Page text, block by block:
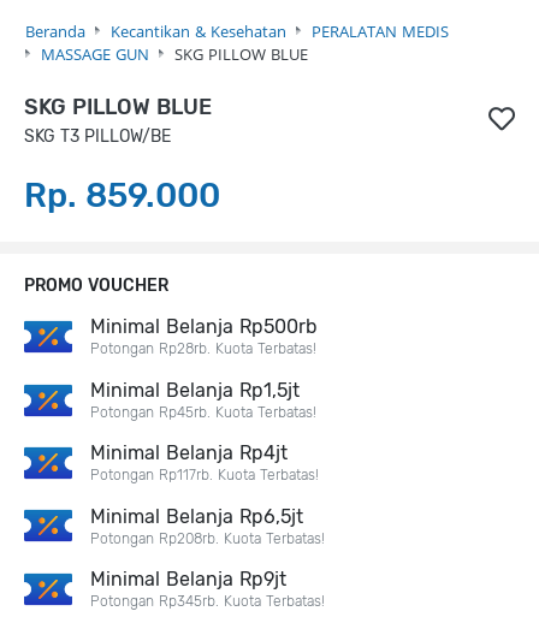
Beranda Kecantikan & Kesehatan
PERALATAN MEDIS
MASSAGE GUN
SKG PILLOW BLUE
SKG PILLOW BLUE
SKG T3 PILLOW/BE
Rp. 859.000
PROMO VOUCHER
Minimal Belanja Rp500rb
Potongan Rp28rb. Kuota Terbatas!
Minimal Belanja Rp1,5jt
Potongan Rp45rb. Kuota Terbatas!
Minimal Belanja Rp4jt
Potongan Rp117rb. Kuota Terbatas!
Minimal Belanja Rp6,5jt
Potongan Rp208rb. Kuota Terbatas!
Minimal Belanja Rp9jt
Potongan Rp345rb. Kuota Terbatas!